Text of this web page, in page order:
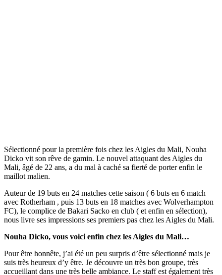
Sélectionné pour la première fois chez les Aigles du Mali, Nouha
Dicko vit son rêve de gamin. Le nouvel attaquant des Aigles du
Mali, âgé de 22 ans, a du mal à caché sa fierté de porter enfin le
maillot malien.
Auteur de 19 buts en 24 matches cette saison ( 6 buts en 6 match
avec Rotherham , puis 13 buts en 18 matches avec Wolverhampton
FC), le complice de Bakari Sacko en club ( et enfin en sélection),
nous livre ses impressions ses premiers pas chez les Aigles du Mali.
Nouha Dicko, vous voici enfin chez les Aigles du Mali…
Pour être honnête, j’ai été un peu surpris d’être sélectionné mais je
suis très heureux d’y être. Je découvre un très bon groupe, très
accueillant dans une très belle ambiance. Le staff est également très